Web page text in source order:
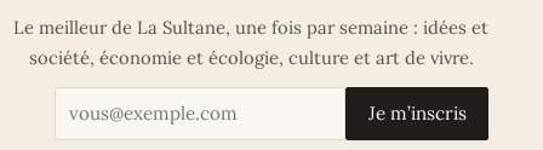
Le meilleur de La Sultane, une fois par semaine : idées et
société, économie et écologie, culture et art de vivre.
Votre adresse email
Je m’inscris